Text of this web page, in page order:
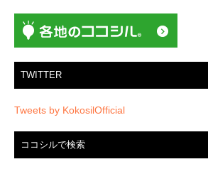
ン
TWITTER
Tweets by KokosilOfficial
ココシルで検索